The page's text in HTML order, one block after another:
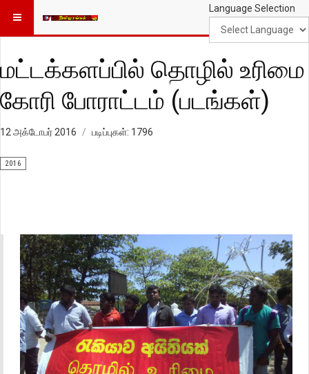
Language Selection
மட்டக்களப்பில் தொழில் உரிமை
கோரி போராட்டம் (படங்கள்)
12 அக்டோபர் 2016 படிப்புகள்: 1796
2016